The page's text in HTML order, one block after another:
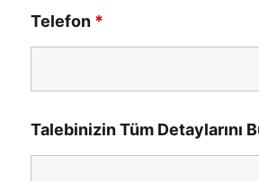
Telefon *
Talebinizin Tüm Detaylarını